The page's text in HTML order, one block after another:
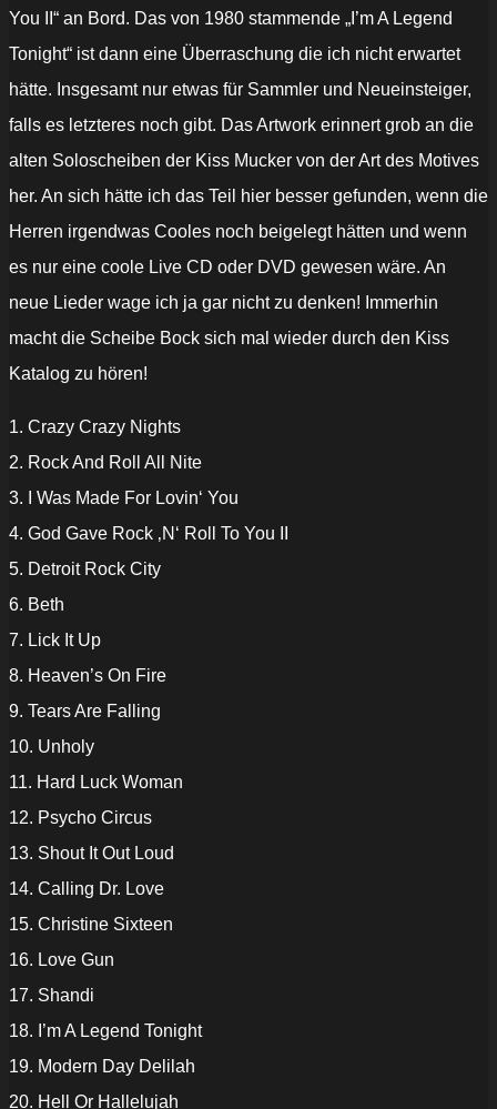
You II“ an Bord. Das von 1980 stammende „I’m A Legend
Tonight“ ist dann eine Überraschung die ich nicht erwartet
hätte. Insgesamt nur etwas für Sammler und Neueinsteiger,
falls es letzteres noch gibt. Das Artwork erinnert grob an die
alten Soloscheiben der Kiss Mucker von der Art des Motives
her. An sich hätte ich das Teil hier besser gefunden, wenn die
Herren irgendwas Cooles noch beigelegt hätten und wenn
es nur eine coole Live CD oder DVD gewesen wäre. An
neue Lieder wage ich ja gar nicht zu denken! Immerhin
macht die Scheibe Bock sich mal wieder durch den Kiss
Katalog zu hören!
1. Crazy Crazy Nights
2. Rock And Roll All Nite
3. I Was Made For Lovin‘ You
4. God Gave Rock ‚N‘ Roll To You II
5. Detroit Rock City
6. Beth
7. Lick It Up
8. Heaven’s On Fire
9. Tears Are Falling
10. Unholy
11. Hard Luck Woman
12. Psycho Circus
13. Shout It Out Loud
14. Calling Dr. Love
15. Christine Sixteen
16. Love Gun
17. Shandi
18. I’m A Legend Tonight
19. Modern Day Delilah
20. Hell Or Hallelujah